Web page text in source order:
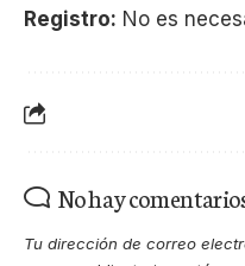
Registro: No es
No hay
Tu dirección de correo